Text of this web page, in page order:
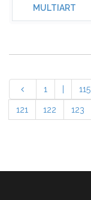
MULTIART
1 115
121 122 123